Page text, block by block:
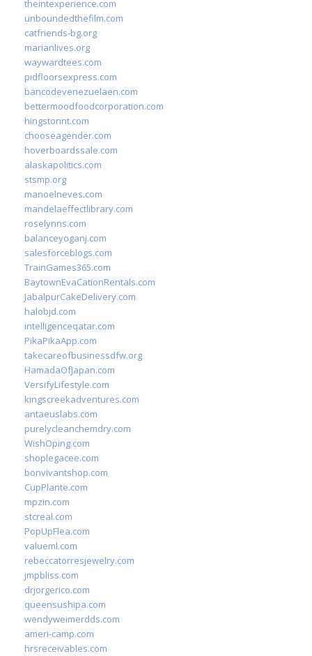
theintexperience.com
unboundedthefilm.com
catfriends-bg.org
marianlives.org
waywardtees.com
pidfloorsexpress.com
bancodevenezuelaen.com
bettermoodfoodcorporation.com
hingstonnt.com
chooseagender.com
hoverboardssale.com
alaskapolitics.com
stsmp.org
manoelneves.com
mandelaeffectlibrary.com
roselynns.com
balanceyoganj.com
salesforceblogs.com
TrainGames365.com
BaytownEvaCationRentals.com
JabalpurCakeDelivery.com
halobjd.com
intelligenceqatar.com
PikaPikaApp.com
takecareofbusinessdfw.org
HamadaOfJapan.com
VersifyLifestyle.com
kingscreekadventures.com
antaeuslabs.com
purelycleanchemdry.com
WishOping.com
shoplegacee.com
bonvivantshop.com
CupPlante.com
mpzin.com
stcreal.com
PopUpFlea.com
valueml.com
rebeccatorresjewelry.com
jmpbliss.com
drjorgerico.com
queensushipa.com
wendyweimerdds.com
ameri-camp.com
hrsreceivables.com